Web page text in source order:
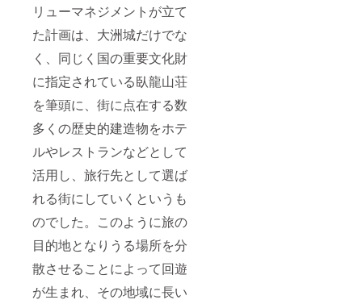
リューマネジメントが立て
た計画は、大洲城だけでな
く、同じく国の重要文化財
に指定されている臥龍山荘
を筆頭に、街に点在する数
多くの歴史的建造物をホテ
ルやレストランなどとして
活用し、旅行先として選ば
れる街にしていくというも
のでした。このように旅の
目的地となりうる場所を分
散させることによって回遊
が生まれ、その地域に長い